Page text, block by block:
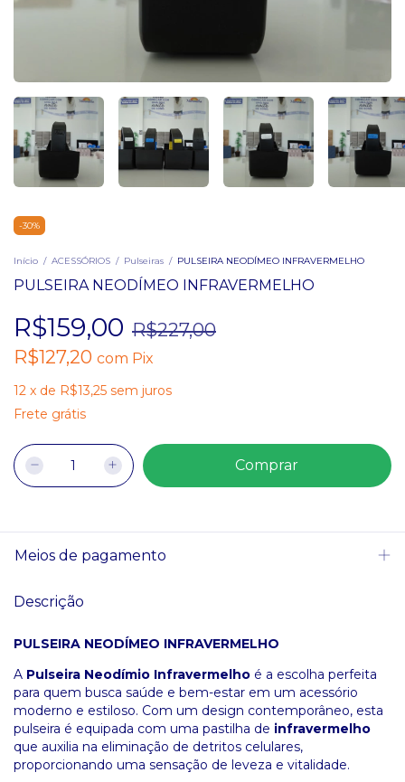
-30%
Início / ACESSÓRIOS / Pulseiras / PULSEIRA NEODÍMEO INFRAVERMELHO
PULSEIRA NEODÍMEO INFRAVERMELHO
R$159,00 R$227,00
R$127,20 com Pix
12 x de R$13,25 sem juros
Frete grátis
Meios de pagamento
Descrição
PULSEIRA NEODÍMEO INFRAVERMELHO
A Pulseira Neodímio Infravermelho é a escolha perfeita
para quem busca saúde e bem-estar em um acessório
moderno e estiloso. Com um design contemporâneo, esta
pulseira é equipada com uma pastilha de infravermelho
que auxilia na eliminação de detritos celulares,
proporcionando uma sensação de leveza e vitalidade.